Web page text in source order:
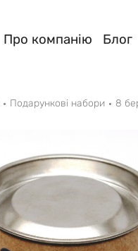
Про компанію Блог
Подарункові набори 8